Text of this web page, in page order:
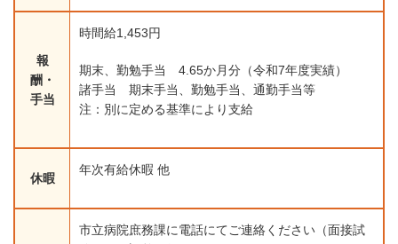
報
酬・
手当
時間給1,453円
期末、勤勉手当 4.65か月分（令和7年度実績）
諸手当 期末手当、勤勉手当、通勤手当等
注：別に定める基準により支給
休暇
年次有給休暇 他
市立病院庶務課に電話にてご連絡ください（面接試